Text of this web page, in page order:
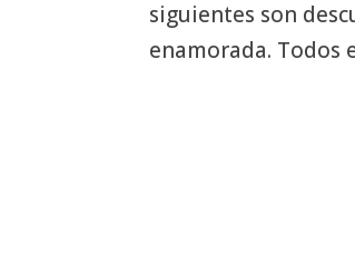
siguientes son
enamorada. Todos